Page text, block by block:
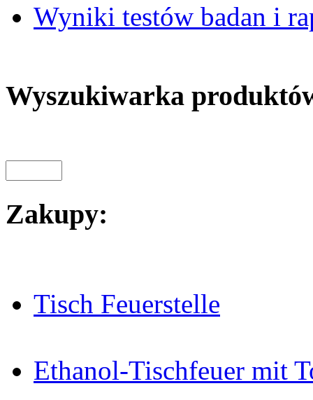
Wyniki testów badan i
Wyszukiwarka
Zakupy:
Tisch Feuerstelle
Ethanol-Tischfeuer mit